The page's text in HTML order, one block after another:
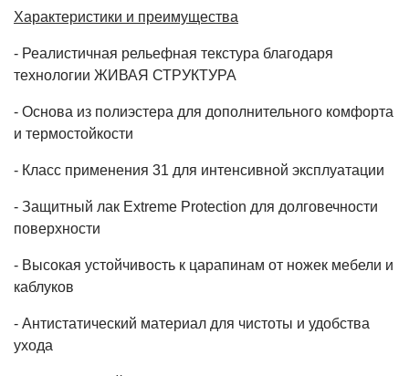
Характеристики и преимущества
- Реалистичная рельефная текстура благодаря
технологии ЖИВАЯ СТРУКТУРА
- Основа из полиэстера для дополнительного комфорта
и термостойкости
- Класс применения 31 для интенсивной эксплуатации
- Защитный лак Extreme Protection для долговечности
поверхности
- Высокая устойчивость к царапинам от ножек мебели и
каблуков
- Антистатический материал для чистоты и удобства
ухода